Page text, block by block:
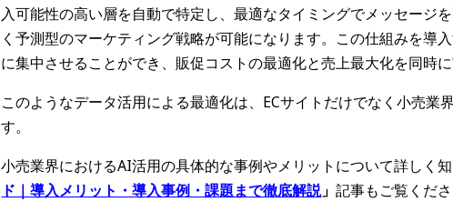
入可能性の高い層を自動で特定し、最適なタイミングでメッセージ
く予測型のマーケティング戦略が可能になります。この仕組みを導
に集中させることができ、販促コストの最適化と売上最大化を同時に
このようなデータ活用による最適化は、ECサイトだけでなく小売業
す。
小売業界におけるAI活用の具体的な事例やメリットについて詳しく知
ド｜導入メリット・導入事例・課題まで徹底解説」記事もご覧くださ